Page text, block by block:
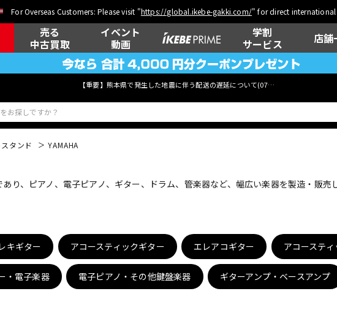
For Overseas Customers: Please visit "https://global.ikebe-gakki.com/" for direct
売る
中古買取
イベント
動画
学割
サービス
店舗
【重要】熊本県で発生した地震に伴う配送の遅延について(07月29日
/エレ
アノ 管楽器 その他楽器
DTM オンラ
イン納品
レコーディン
グ機器
タンド YAMAHA
り、ピアノ、電子ピアノ、ギター、ドラム、管楽器など、幅広い楽器を製造・販
キギター アコースティックギター エレアコギター アコーステ
・電子楽器 電子ピアノ・その他鍵盤楽器 ギターアンプ・ベースアンプ